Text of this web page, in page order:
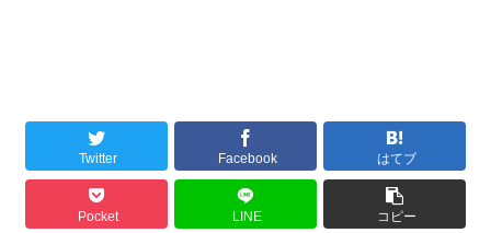
Twitter Facebook はてブ
Pocket LINE コピー